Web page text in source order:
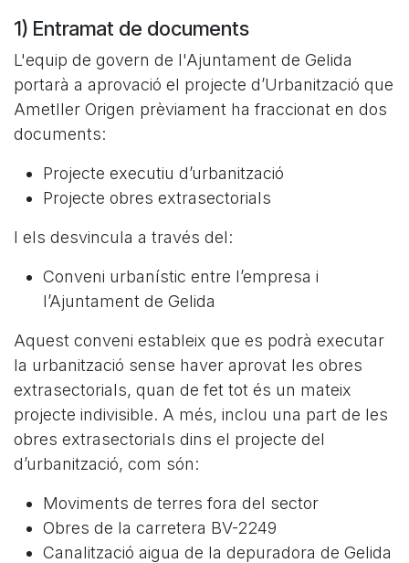
1) Entramat de documents
L'equip de govern de l'Ajuntament de Gelida
portarà a aprovació el projecte d’Urbanització que
Ametller Origen prèviament ha fraccionat en dos
documents:
Projecte executiu d’urbanització
Projecte obres extrasectorials
I els desvincula a través del:
Conveni urbanístic entre l’empresa i
l’Ajuntament de Gelida
Aquest conveni estableix que es podrà executar
la urbanització sense haver aprovat les obres
extrasectorials, quan de fet tot és un mateix
projecte indivisible. A més, inclou una part de les
obres extrasectorials dins el projecte del
d’urbanització, com són:
Moviments de terres fora del sector
Obres de la carretera BV-2249
Canalització aigua de la depuradora de Gelida